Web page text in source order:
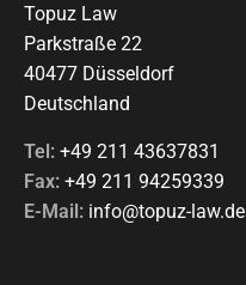
Topuz Law
Parkstraße 22
40477 Düsseldorf
Deutschland
Tel: +49 211 43637831
Fax: +49 211 94259339
E-Mail: info@topuz-law.de